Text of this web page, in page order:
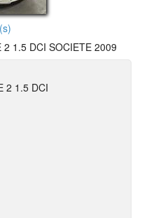
2 1.5 DCI SOCIETE 2009
2 1.5 DCI